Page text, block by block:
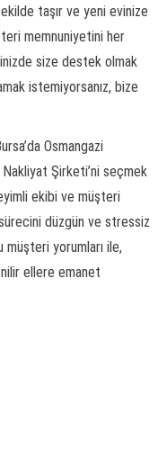
taşır ve yeni evinize
memnuniyetini her
size destek olmak
istemiyorsanız, bize
Osmangazi
Şirketi’ni seçmek
ekibi ve müşteri
sürecini düzgün ve stressiz
yorumları ile,
ellere emanet